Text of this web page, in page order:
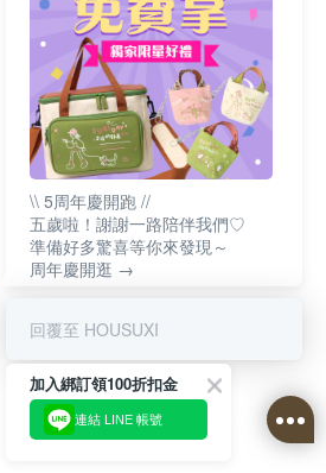
\\ 5周年慶開跑 //
五歲啦！謝謝一路陪伴我們♡
準備好多驚喜等你來發現～
周年慶開逛 →
回覆至 HOUSUXI
加入綁訂領100折扣金
連結 LINE 帳號